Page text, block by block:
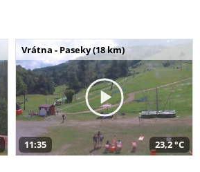
Vrátna - Paseky (18 km)
11:35 23,2 °C